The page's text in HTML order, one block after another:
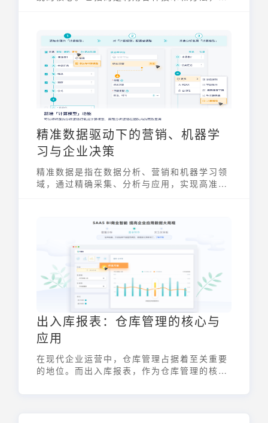
集、存储、处理、分析、可视化和治理等多个
环节。掌握这些基础知识，能帮助企业更好地
理解市场趋势、优化运营效率、发现潜在机
会，从而在激烈的市场竞争中获得优势。
精准数据驱动下的营销、机器学
习与企业决策
精准数据是指在数据分析、营销和机器学习领
域，通过精确采集、分析与应用，实现高准确
业建立指标体系、提升决策效率的重要基石。
通过整合多维度信息，企业能够更清晰地了解
市场动态、客户需求，从而在激烈的竞争中占
出入库报表：仓库管理的核心与
应用
在现代企业运营中，仓库管理占据着至关重要
的地位。而出入库报表，作为仓库管理的核心